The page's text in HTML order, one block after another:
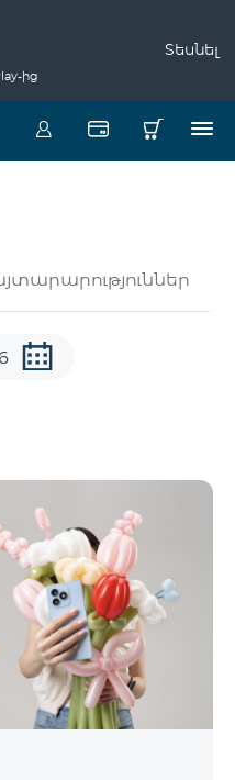
ից
Տեսնել